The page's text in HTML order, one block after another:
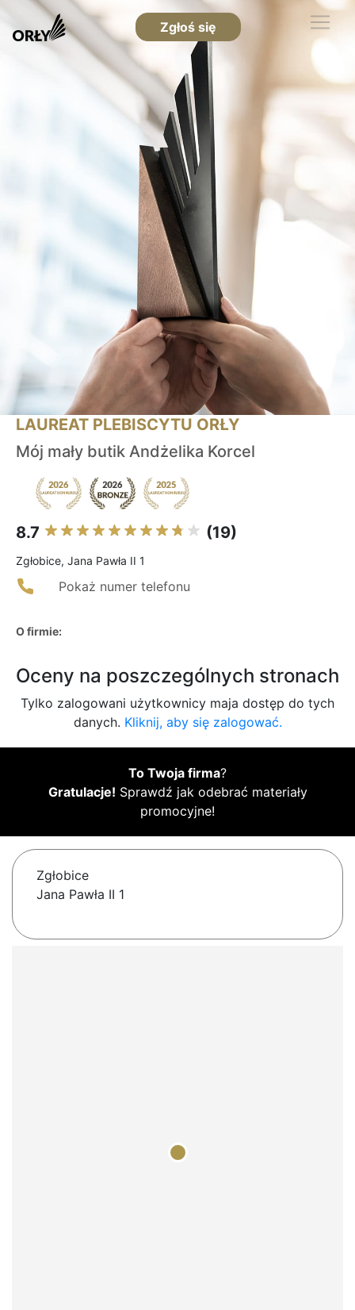
Zgłoś się
LAUREAT PLEBISCYTU ORŁY
Mój mały butik Andżelika Korcel
8.7 (19)
Zgłobice, Jana Pawła II 1
Pokaż numer telefonu
O firmie:
Oceny na poszczególnych stronach
Tylko zalogowani użytkownicy maja dostęp do tych
danych. Kliknij, aby się zalogować.
To Twoja firma?
Gratulacje! Sprawdź jak odebrać materiały
promocyjne!
Zgłobice
Jana Pawła II 1